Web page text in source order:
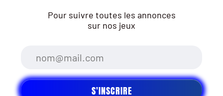
Pour suivre toutes les annonces
sur nos jeux